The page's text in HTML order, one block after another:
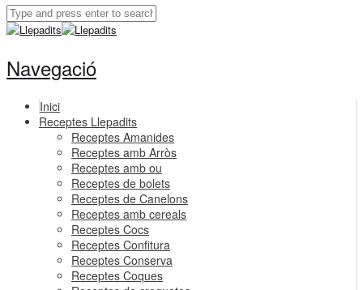
Navegació
Inici
Receptes Llepadits
Receptes Amanides
Receptes amb Arròs
Receptes amb ou
Receptes de bolets
Receptes de Canelons
Receptes amb cereals
Receptes Cocs
Receptes Confitura
Receptes Conserva
Receptes Coques